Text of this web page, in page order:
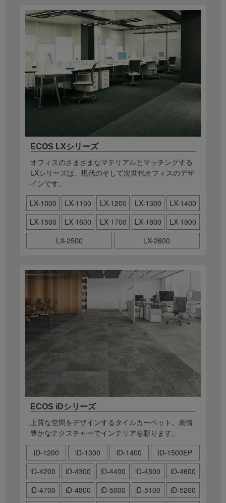
ECOS LXシリーズ
オフィスのさまざまなマテリアルとマッチングする
LXシリーズは、現代のそして次世代オフィスのデザ
インです。
LX-1000
LX-1100 LX-1200 LX-1300
LX-1400
LX-1500
LX-1600 LX-1700 LX-1800
LX-1900
LX-2500
LX-2600
ECOS iDシリーズ
上質な空間をデザインするタイルカーペット。表情
豊かなテクスチャーでインテリアを彩ります。
iD-1200
iD-1300 iD-1400
iD-1500EP
iD-4200
iD-4300 iD-4400 iD-4500
iD-4600
iD-4700
iD-4800 iD-5000 iD-5100
iD-5200